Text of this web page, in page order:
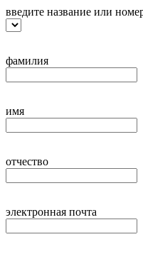
введите название или
фамилия
имя
отчество
электронная почта